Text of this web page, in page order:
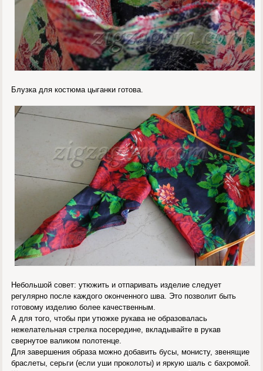
Блузка для костюма цыганки готова.
Небольшой совет: утюжить и отпаривать изделие следует
регулярно после каждого оконченного шва. Это позволит быть
готовому изделию более качественным.
А для того, чтобы при утюжке рукава не образовалась
нежелательная стрелка посередине, вкладывайте в рукав
свернутое валиком полотенце.
Для завершения образа можно добавить бусы, монисту, звенящие
браслеты, серьги (если уши проколоты) и яркую шаль с бахромой.